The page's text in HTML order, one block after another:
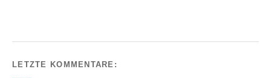
LETZTE KOMMENTARE: